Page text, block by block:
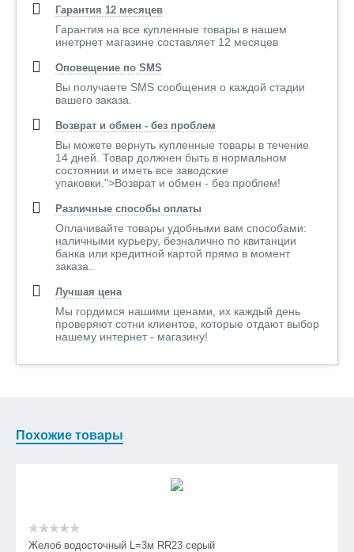
Гарантия 12 месяцев
Гарантия на все купленные товары в нашем
инетрнет магазине составляет 12 месяцев
Оповещение по SMS
Вы получаете SMS сообщения о каждой стадии
вашего заказа.
Возврат и обмен - без проблем
Вы можете вернуть купленные товары в течение
14 дней. Товар должнен быть в нормальном
состоянии и иметь все заводские
упаковки.">Возврат и обмен - без проблем!
Различные способы оплаты
Оплачивайте товары удобными вам способами:
наличными курьеру, безналично по квитанции
банка или кредитной картой прямо в момент
заказа..
Лучшая цена
Мы гордимся нашими ценами, их каждый день
проверяют сотни клиентов, которые отдают выбор
нашему интернет - магазину!
Похожие товары
Желоб водосточный L=3м RR23 серый